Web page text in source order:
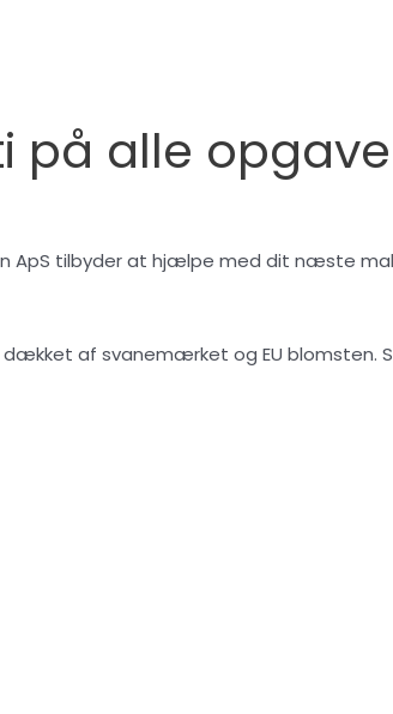
på alle
ApS tilbyder at hjælpe med dit næste
dækket af svanemærket og EU blomsten.